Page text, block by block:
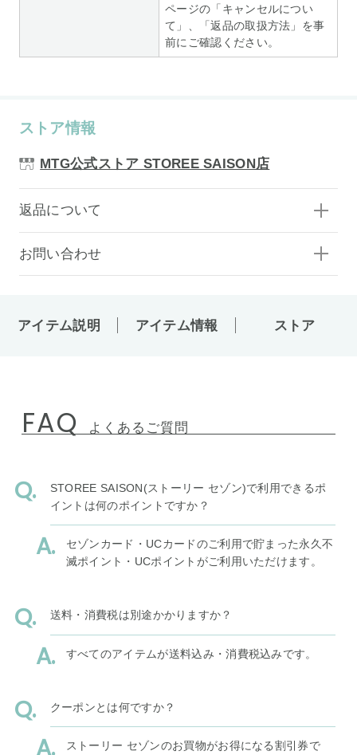
ページの「キャンセルについ
て」、「返品の取扱方法」を事
前にご確認ください。
ストア情報
MTG公式ストア STOREE SAISON店
返品について
お問い合わせ
アイテム説明 アイテム情報 ストア
FAQ よくあるご質問
STOREE SAISON(ストーリー セゾン)で利用できるポ
イントは何のポイントですか？
セゾンカード・UCカードのご利用で貯まった永久不
滅ポイント・UCポイントがご利用いただけます。
送料・消費税は別途かかりますか？
すべてのアイテムが送料込み・消費税込みです。
クーポンとは何ですか？
ストーリー セゾンのお買物がお得になる割引券で